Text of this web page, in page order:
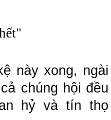
này xong, ngài
chúng hội đều
hỷ và tín thọ